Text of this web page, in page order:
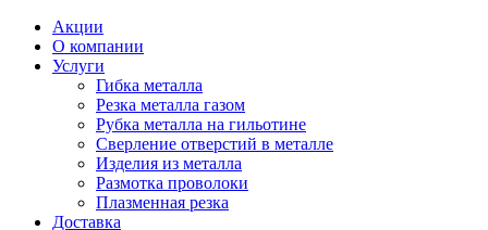
Акции
О компании
Услуги
Гибка металла
Резка металла газом
Рубка металла на гильотине
Сверление отверстий в металле
Изделия из металла
Размотка проволоки
Плазменная резка
Доставка